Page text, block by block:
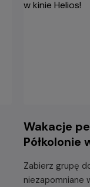
Wakacje
Półkolonie
Zabierz grupę
niezapomniane